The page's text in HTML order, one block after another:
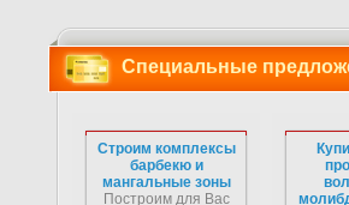
Специальные
Строим комплексы
барбекю и
мангальные зоны
Построим для Вас